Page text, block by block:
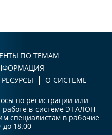
ПО ТЕМАМ
О СИСТЕМЕ
по регистрации или
в системе ЭТАЛОН-
специалистам в рабочие
до 18.00